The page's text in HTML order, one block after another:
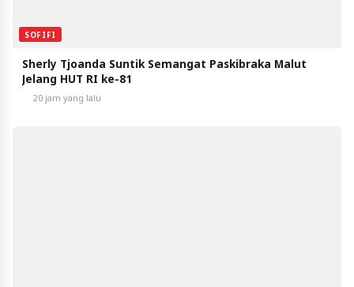
SOFIFI
Sherly Tjoanda Suntik Semangat Paskibraka Malut
Jelang HUT RI ke-81
20 jam yang lalu